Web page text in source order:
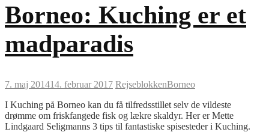
Borneo: Kuching er et
madparadis
7. maj 201414. februar 2017 RejseblokkenBorneo
I Kuching på Borneo kan du få tilfredsstillet selv de vildeste
drømme om friskfangede fisk og lækre skaldyr. Her er Mette
Lindgaard Seligmanns 3 tips til fantastiske spisesteder i Kuching.